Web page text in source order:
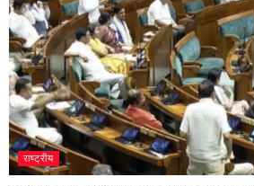
राष्ट्रीय